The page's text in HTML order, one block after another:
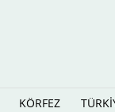
KÖRFEZ